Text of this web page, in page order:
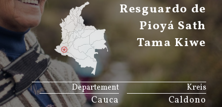
Resguardo de
Pioyá Sath
Tama Kiwe
JS map by amCharts
Kreis
Caldono
Departement
Cauca